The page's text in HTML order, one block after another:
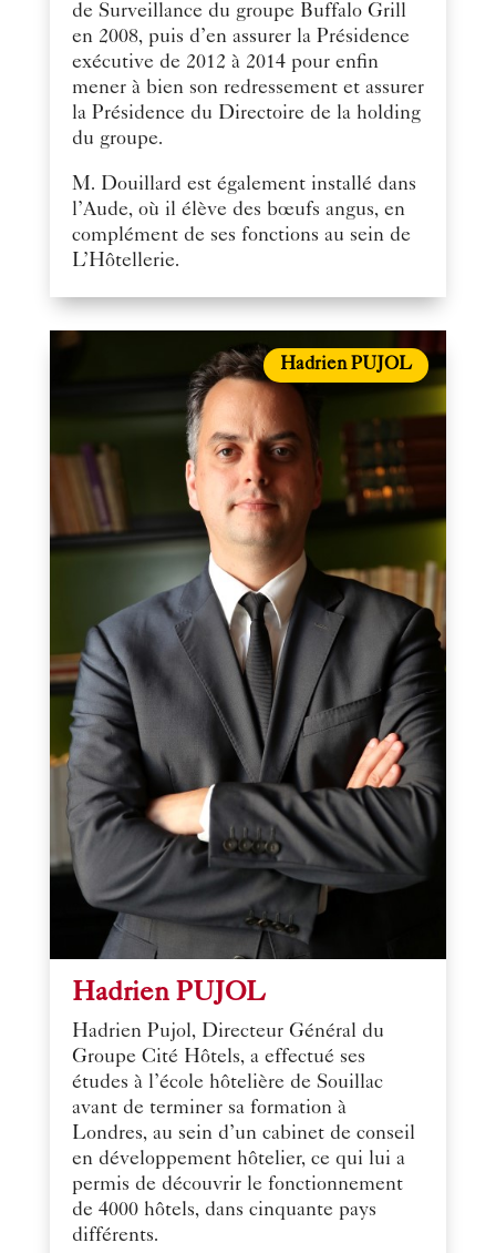
de Surveillance du groupe Buffalo Grill
en 2008, puis d’en assurer la Présidence
exécutive de 2012 à 2014 pour enfin
mener à bien son redressement et assurer
la Présidence du Directoire de la holding
du groupe.
M. Douillard est également installé dans
l’Aude, où il élève des bœufs angus, en
complément de ses fonctions au sein de
L’Hôtellerie.
Hadrien PUJOL
Hadrien PUJOL
Hadrien Pujol, Directeur Général du
Groupe Cité Hôtels, a effectué ses
études à l’école hôtelière de Souillac
avant de terminer sa formation à
Londres, au sein d’un cabinet de conseil
en développement hôtelier, ce qui lui a
permis de découvrir le fonctionnement
de 4000 hôtels, dans cinquante pays
différents.